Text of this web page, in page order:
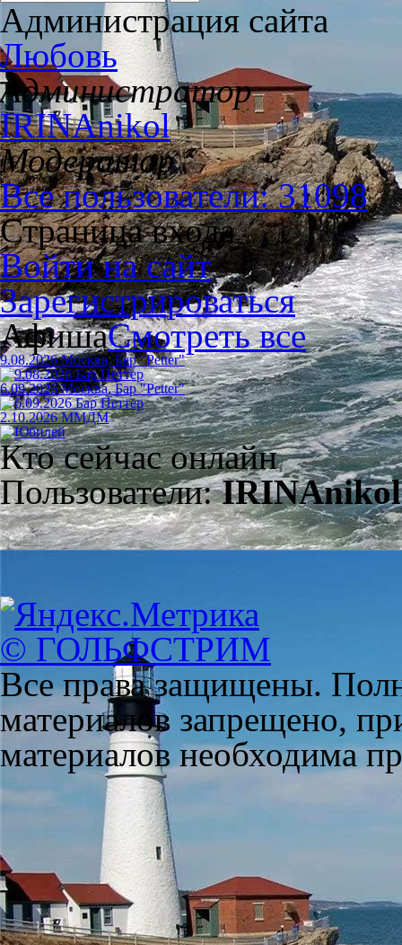
Администрация сайта
Любовь
Администратор
IRINAnikol
Модератор
Все пользователи: 31098
Страница входа
Войти на сайт
Зарегистрироваться
АфишаСмотреть все
9.08.2026 Москва, Бар "Petter"
6.09.2026 Москва, Бар "Petter"
2.10.2026 ММДМ
Кто сейчас онлайн
Пользователи:IRINAnikol,
© ГОЛЬФСТРИМ
Все права защищены.
материалов запрещено,
материалов необходима